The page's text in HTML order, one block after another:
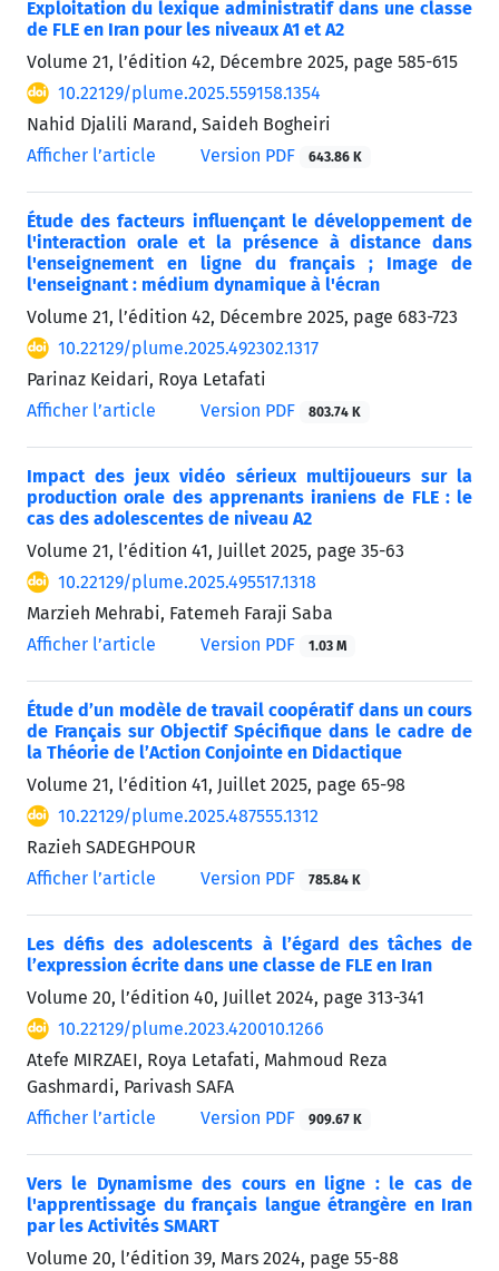
Exploitation du lexique administratif dans une classe
de FLE en Iran pour les niveaux A1 et A2
Volume 21, l’édition 42, Décembre 2025, page 585-615
10.22129/plume.2025.559158.1354
Nahid Djalili Marand, Saideh Bogheiri
Afficher l’article
Version PDF 643.86 K
Étude des facteurs influençant le développement de
l'interaction orale et la présence à distance dans
l'enseignement en ligne du français ; Image de
l'enseignant : médium dynamique à l'écran
Volume 21, l’édition 42, Décembre 2025, page 683-723
10.22129/plume.2025.492302.1317
Parinaz Keidari, Roya Letafati
Afficher l’article
Version PDF 803.74 K
Impact des jeux vidéo sérieux multijoueurs sur la
production orale des apprenants iraniens de FLE : le
cas des adolescentes de niveau A2
Volume 21, l’édition 41, Juillet 2025, page 35-63
10.22129/plume.2025.495517.1318
Marzieh Mehrabi, Fatemeh Faraji Saba
Afficher l’article
Version PDF 1.03 M
Étude d’un modèle de travail coopératif dans un cours
de Français sur Objectif Spécifique dans le cadre de
la Théorie de l’Action Conjointe en Didactique
Volume 21, l’édition 41, Juillet 2025, page 65-98
10.22129/plume.2025.487555.1312
Razieh SADEGHPOUR
Afficher l’article
Version PDF 785.84 K
Les défis des adolescents à l’égard des tâches de
l’expression écrite dans une classe de FLE en Iran
Volume 20, l’édition 40, Juillet 2024, page 313-341
10.22129/plume.2023.420010.1266
Atefe MIRZAEI, Roya Letafati, Mahmoud Reza
Gashmardi, Parivash SAFA
Afficher l’article
Version PDF 909.67 K
Vers le Dynamisme des cours en ligne : le cas de
l'apprentissage du français langue étrangère en Iran
par les Activités SMART
Volume 20, l’édition 39, Mars 2024, page 55-88